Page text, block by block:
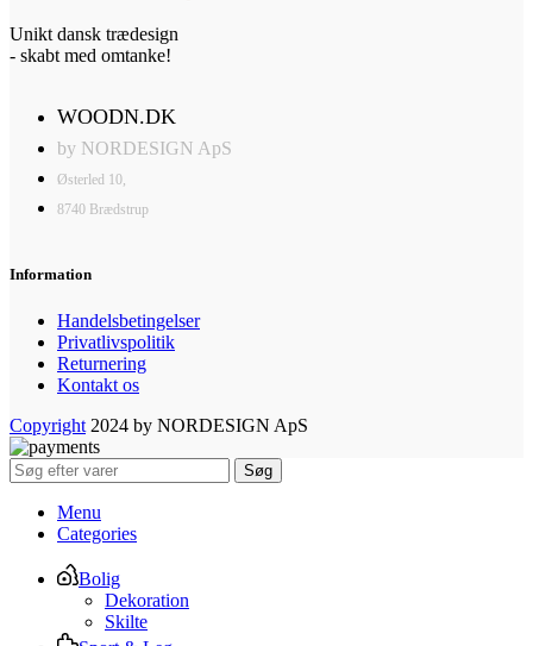
Unikt dansk trædesign
- skabt med omtanke!
WOODN.DK
by NORDESIGN ApS
Østerled 10,
8740 Brædstrup
Information
Handelsbetingelser
Privatlivspolitik
Returnering
Kontakt os
Copyright 2024 by NORDESIGN ApS
Søg
Menu
Categories
Bolig
Dekoration
Skilte